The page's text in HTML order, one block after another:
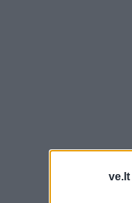
ve.lt